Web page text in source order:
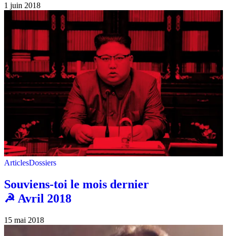
1 juin 2018
ArticlesDossiers
Souviens-toi le mois dernier
☭ Avril 2018
15 mai 2018